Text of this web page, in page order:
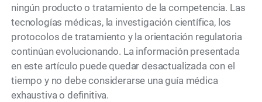
ningún producto o tratamiento de la competencia. Las
tecnologías médicas, la investigación científica, los
protocolos de tratamiento y la orientación regulatoria
continúan evolucionando. La información presentada
en este artículo puede quedar desactualizada con el
tiempo y no debe considerarse una guía médica
exhaustiva o definitiva.